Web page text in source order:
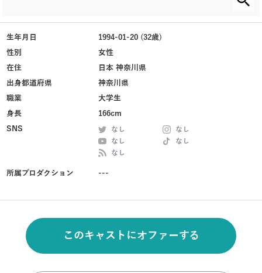
生年月日
1994-01-20 (32歳)
性別
女性
在住
日本 神奈川県
出身都道府県
神奈川県
職業
大学生
身長
166cm
SNS
なし
なし
なし
なし
なし
所属プロダクション ---
このキャストにオファーする